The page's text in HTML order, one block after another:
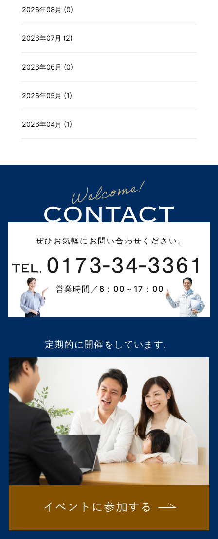
2026年08月 (0)
2026年07月 (2)
2026年06月 (0)
2026年05月 (1)
2026年04月 (1)
ぜひお気軽にお問い合わせください。
営業時間／8：00～17：00
定期的に開催をしています。